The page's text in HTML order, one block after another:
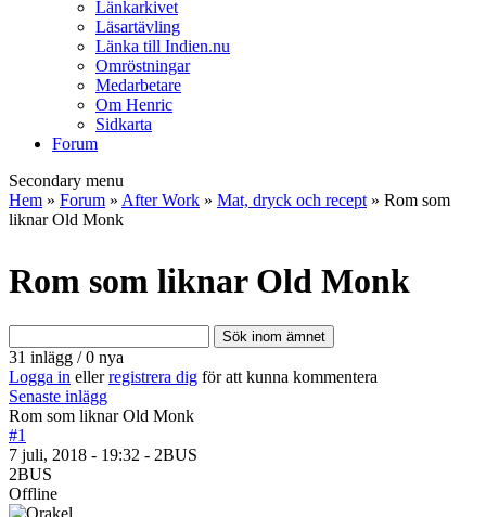
Länkarkivet
Läsartävling
Länka till Indien.nu
Omröstningar
Medarbetare
Om Henric
Sidkarta
Forum
Secondary menu
Hem » Forum » After Work » Mat, dryck och recept » Rom som
liknar Old Monk
Rom som liknar Old Monk
31 inlägg / 0 nya
Logga in ellerregistrera dig för att kunna kommentera
Senaste inlägg
Rom som liknar Old Monk
#1
7 juli, 2018 - 19:32 - 2BUS
2BUS
Offline